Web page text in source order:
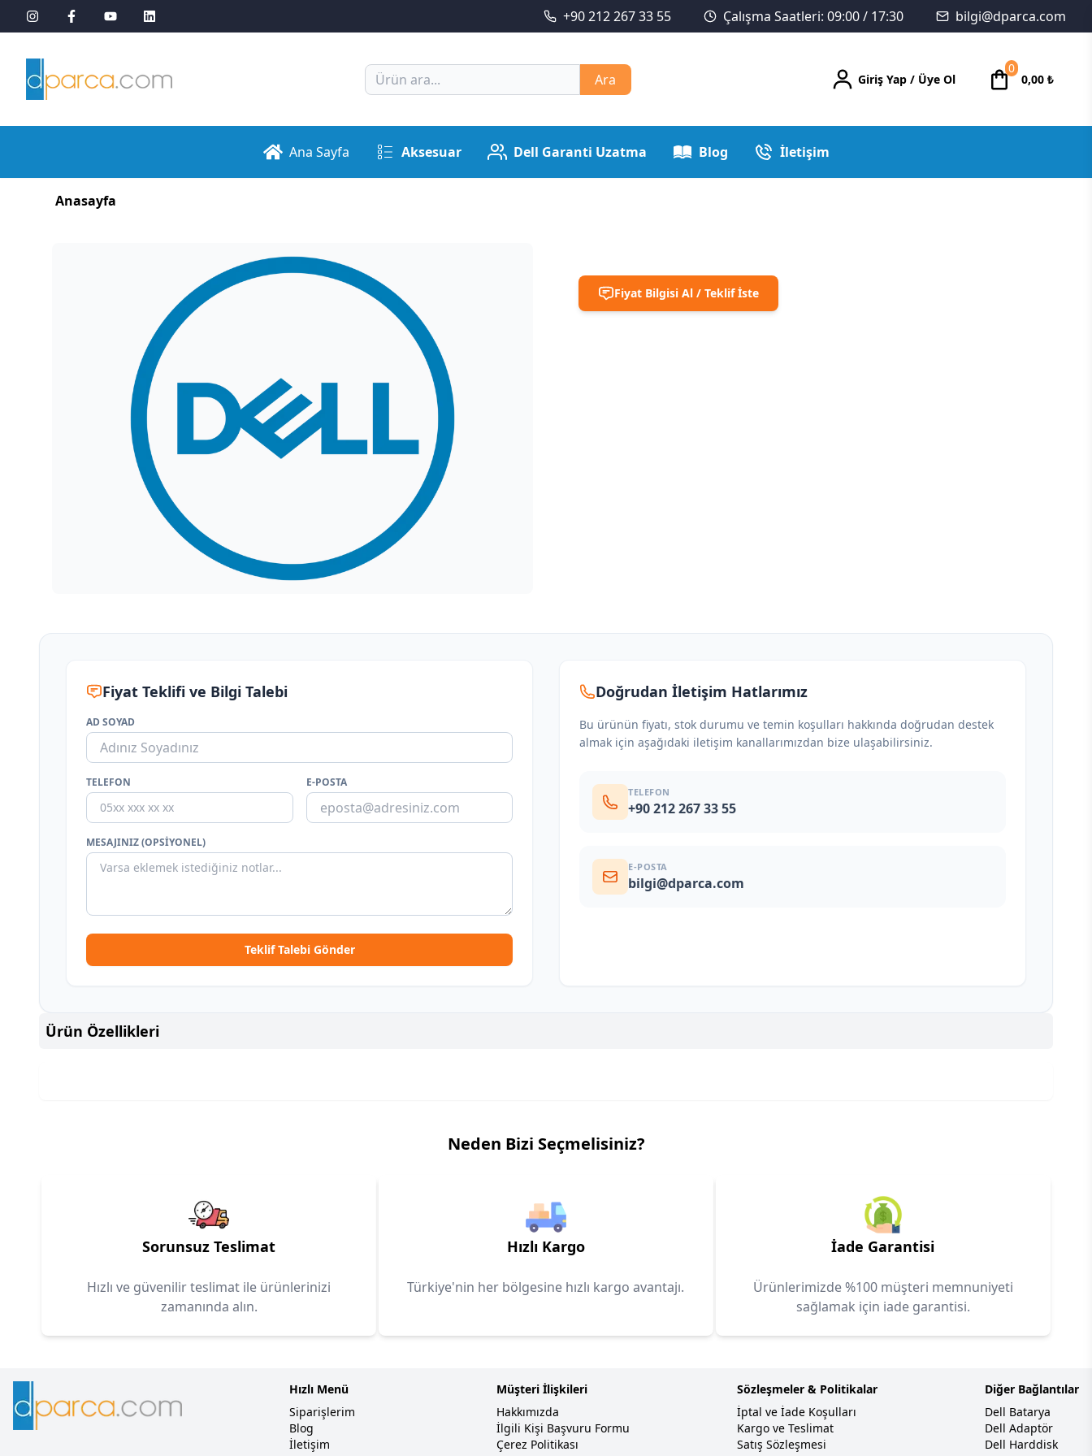
+90 212 267 33 55 Çalışma Saatleri: 09:00 / 17:30 bilgi@dparca.com
Ara Giriş Yap / Üye Ol
0
0,00 ₺
Ana Sayfa Aksesuar Dell Garanti Uzatma Blog İletişim
Anasayfa
Fiyat Bilgisi Al / Teklif İste
Fiyat Teklifi ve Bilgi Talebi
AD SOYAD
TELEFON E-POSTA
MESAJINIZ (OPSIYONEL)
Teklif Talebi Gönder
Doğrudan İletişim Hatlarımız
Bu ürünün fiyatı, stok durumu ve temin koşulları hakkında doğrudan destek
almak için aşağıdaki iletişim kanallarımızdan bize ulaşabilirsiniz.
TELEFON
+90 212 267 33 55
E-POSTA
bilgi@dparca.com
Ürün Özellikleri
Neden Bizi Seçmelisiniz?
Sorunsuz Teslimat
Hızlı ve güvenilir teslimat ile ürünlerinizi
zamanında alın.
Hızlı Kargo
Türkiye'nin her bölgesine hızlı kargo avantajı.
İade Garantisi
Ürünlerimizde %100 müşteri memnuniyeti
sağlamak için iade garantisi.
Hızlı Menü
Siparişlerim
Blog
İletişim
Müşteri İlişkileri
Hakkımızda
İlgili Kişi Başvuru Formu
Çerez Politikası
Sözleşmeler & Politikalar
İptal ve İade Koşulları
Kargo ve Teslimat
Satış Sözleşmesi
Diğer Bağlantılar
Dell Batarya
Dell Adaptör
Dell Harddisk